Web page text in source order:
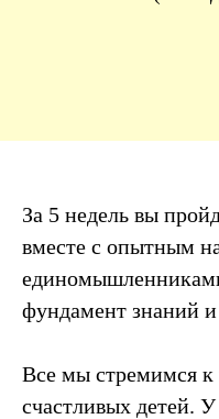
За 5 недель вы
вместе с опытным
фундамент знаний
Все мы стремимся
счастливых детей.